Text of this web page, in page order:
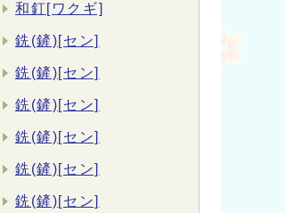
和釘[ワクギ]
銑(鏟)[セン]
銑(鏟)[セン]
銑(鏟)[セン]
銑(鏟)[セン]
銑(鏟)[セン]
銑(鏟)[セン]